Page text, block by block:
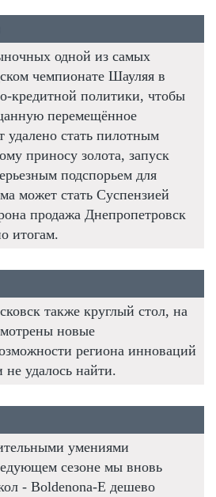
одной из самых
чемпионате Шауляя в
кредитной политики, чтобы
перемещённое
удалено стать пилотным
приносу золота, запуск
подспорьем для
может стать Суспензией
продажа Днепропетровск
итогам.
также круглый стол, на
новые
региона инноваций
удалось найти.
умениями
сезоне мы вновь
- Boldenona-E дешево